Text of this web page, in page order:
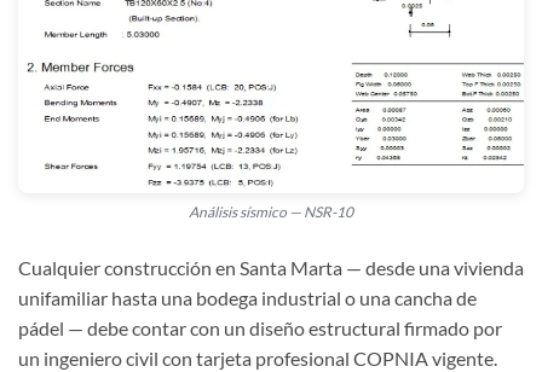
Análisis sísmico — NSR-10
Cualquier construcción en Santa Marta — desde una vivienda
unifamiliar hasta una bodega industrial o una cancha de
pádel — debe contar con un diseño estructural firmado por
un ingeniero civil con tarjeta profesional COPNIA vigente.